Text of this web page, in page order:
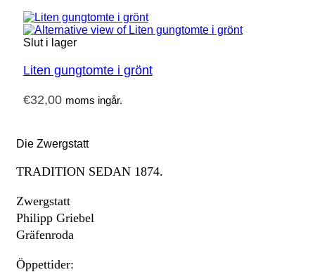
Slut i lager
Liten gungtomte i grönt
€32,00 moms ingår.
Die Zwergstatt
TRADITION SEDAN 1874.
Zwergstatt
Philipp Griebel
Gräfenroda
Öppettider: